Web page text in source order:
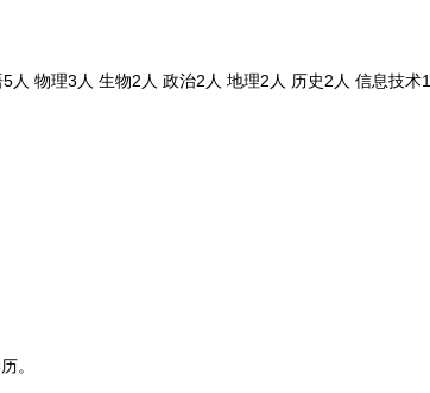
物理3人 生物2人 政治2人 地理2人 历史2人 信息技术
。